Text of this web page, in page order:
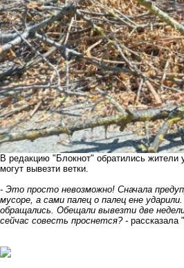
В редакцию "Блокнот" обратились
могут вывезти ветки.
- Это просто невозможно! Сначала
мусоре, а сами палец о палец ене
обращались. Обещали вывезти две
сейчас совесть проснется? - рассказала